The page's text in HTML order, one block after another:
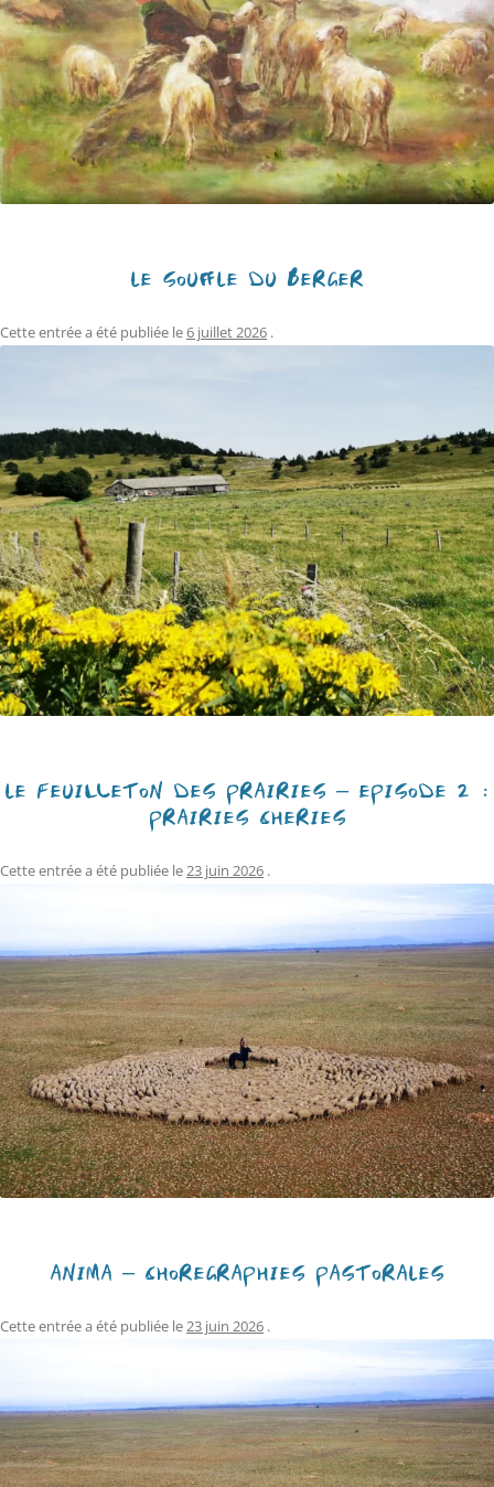
LE SOUFFLE DU BERGER
Cette entrée a été publiée le6 juillet 2026 .
LE FEUILLETON DES PRAIRIES – EPISODE 2 :
PRAIRIES CHÉRIES
Cette entrée a été publiée le23 juin 2026 .
ANIMA – CHORÉGRAPHIES PASTORALES
Cette entrée a été publiée le23 juin 2026 .